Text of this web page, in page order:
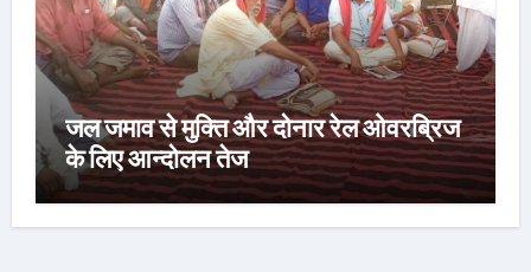
जल जमाव से मुक्ति और दोनार रेल ओवरब्रिज
के लिए आन्दोलन तेज